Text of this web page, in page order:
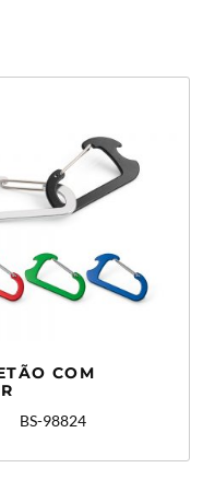
COM
BS-98824